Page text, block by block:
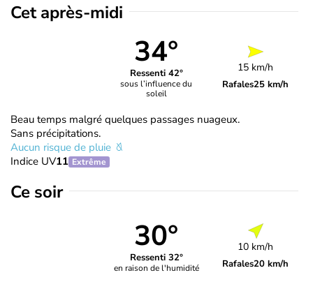
Cet après-midi
34°
Ressenti 42°
sous l’influence du
soleil
15 km/h
Rafales25 km/h
Beau temps malgré quelques passages nuageux.
Sans précipitations.
Aucun risque de pluie
Indice UV11 Extrême
Ce soir
30°
Ressenti 32°
en raison de l'humidité
10 km/h
Rafales20 km/h